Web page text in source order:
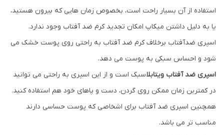
استفاده از آن بسیار راحت است، بخصوص زمان هایی که بیرون هستید،
یا به دلیل داشتن میکاپ امکان تجدید کرم ضد آفتاب وجود ندارد.
اسپری ضدآفتاب برخلاف کرم ضد آفتاب به راحتی روی پوست خشک می
شود و احساس سبکی به پوست می دهد.
اسپری ضد آفتاب ویتابلاسبک است و از این اسپری به راحتی می توانید
در کمترین زمان ممکن روی گردن، دست و پاهای خود هم استفاده کنید.
همچنین اسپری ضد آفتاب برای اشخاصی که پوست حساسی دارند
مناسب تر می باشد.